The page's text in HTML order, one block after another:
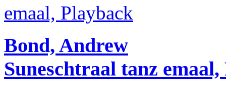
Bond, Andrew
Suneschtraal tanz